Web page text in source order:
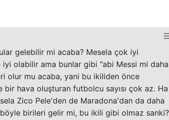
gelebilir mi acaba? Mesela çok iyi
olabilir ama bunlar gibi "abi Messi mi daha
olur mu acaba, yani bu ikiliden önce
hava oluşturan futbolcu sayısı çok az. Ha
Zico Pele'den de Maradona'dan da daha
birileri gelir mi, bu ikili gibi olmaz sanki?